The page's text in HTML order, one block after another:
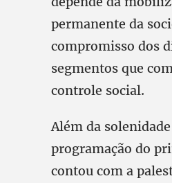
permanente da
compromisso dos
segmentos que
controle social.
Além da
programação do
contou com a